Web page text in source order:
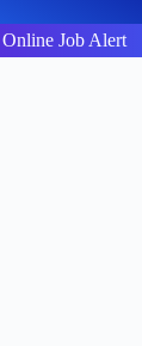
Online Job Alert